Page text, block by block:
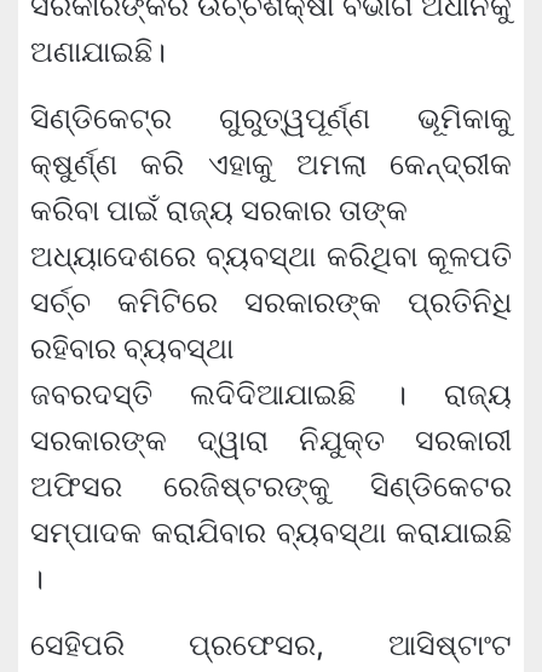
ଅଣାଯାଇଛି।
ସିଣ୍ଡିକେଟ୍‌ର ଗୁରୁତ୍ୱପୂର୍ଣ୍ଣ ଭୂମିକାକୁ
କ୍ଷୁର୍ଣ୍ଣ କରି ଏହାକୁ ଅମଲା କେନ୍ଦ୍ରୀକ
କରିବା ପାଇଁ ରାଜ୍ୟ ସରକାର ତାଙ୍କ
ଅଧ୍ୟାଦେଶରେ ବ୍ୟବସ୍ଥା କରିଥିବା କୂଳପତି
ସର୍ଚ୍ଚ କମିଟିରେ ସରକାରଙ୍କ ପ୍ରତିନିଧି
ରହିବାର ବ୍ୟବସ୍ଥା
ଜବରଦସ୍ତି ଲଦିଦିଆଯାଇଛି । ରାଜ୍ୟ
ସରକାରଙ୍କ ଦ୍ୱାରା ନିଯୁକ୍ତ ସରକାରୀ
ଅଫିସର ରେଜିଷ୍ଟରଙ୍କୁ ସିଣ୍ଡିକେଟର
ସମ୍ପାଦକ କରାଯିବାର ବ୍ୟବସ୍ଥା କରାଯାଇଛି
।
ସେହିପରି ପ୍ରଫେସର, ଆସିଷ୍ଟାଂଟ